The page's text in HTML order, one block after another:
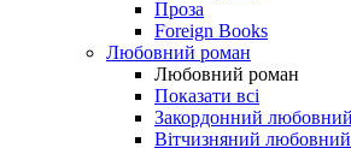
Проза
Foreign Books
Любовний роман
Любовний роман
Показати всі
Закордонний
Вітчизняний